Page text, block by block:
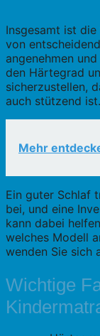
Insgesamt ist
von
angenehmen
den Härtegrad
sicherzustellen,
auch stützend ist.
Mehr
Ein guter Schlaf
bei, und eine
kann dabei
welches Modell
wenden Sie sich
Wichtige